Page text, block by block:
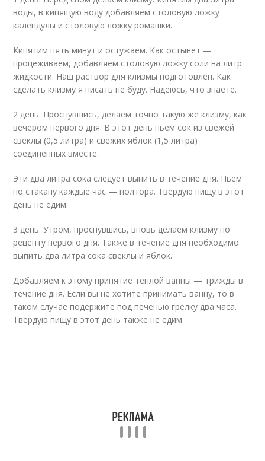
воды, в кипящую воду добавляем столовую ложку
календулы и столовую ложку ромашки.
Кипятим пять минут и остужаем. Как остынет —
процеживаем, добавляем столовую ложку соли на литр
жидкости. Наш раствор для клизмы подготовлен. Как
сделать клизму я писать не буду. Надеюсь, что знаете.
2 день. Проснувшись, делаем точно такую же клизму, как
вечером первого дня. В этот день пьем сок из свежей
свеклы (0,5 литра) и свежих яблок (1,5 литра)
соединенных вместе.
Эти два литра сока следует выпить в течение дня. Пьем
по стакану каждые час — полтора. Твердую пищу в этот
день не едим.
3 день. Утром, проснувшись, вновь делаем клизму по
рецепту первого дня. Также в течение дня необходимо
выпить два литра сока свеклы и яблок.
Добавляем к этому принятие теплой ванны — трижды в
течение дня. Если вы не хотите принимать ванну, то в
таком случае подержите под печенью грелку два часа.
Твердую пищу в этот день также не едим.